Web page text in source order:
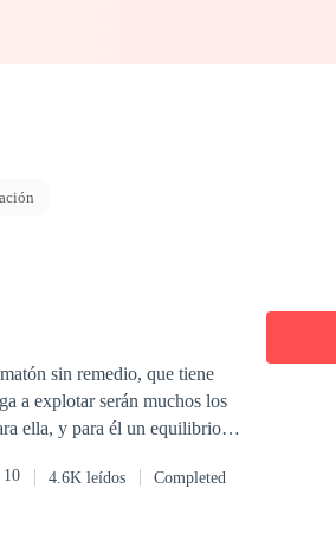
sin remedio, que tiene
a explotar serán muchos los
ella, y para él un equilibrio
10 4.6K leídos Completed